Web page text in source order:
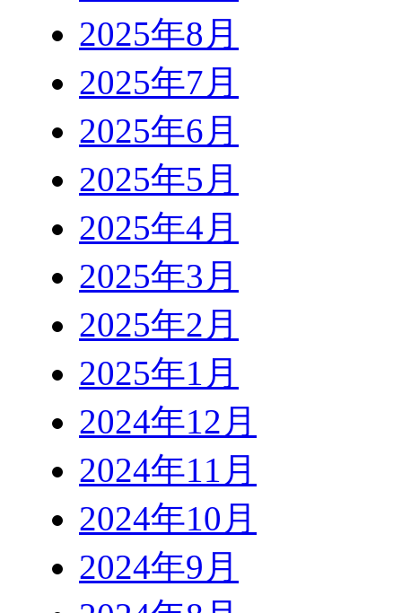
2025年8月
2025年7月
2025年6月
2025年5月
2025年4月
2025年3月
2025年2月
2025年1月
2024年12月
2024年11月
2024年10月
2024年9月